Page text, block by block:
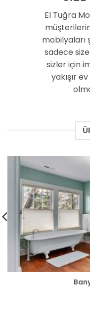
El Tuğra
mobilyaları
sadece
sizler için
yakışır